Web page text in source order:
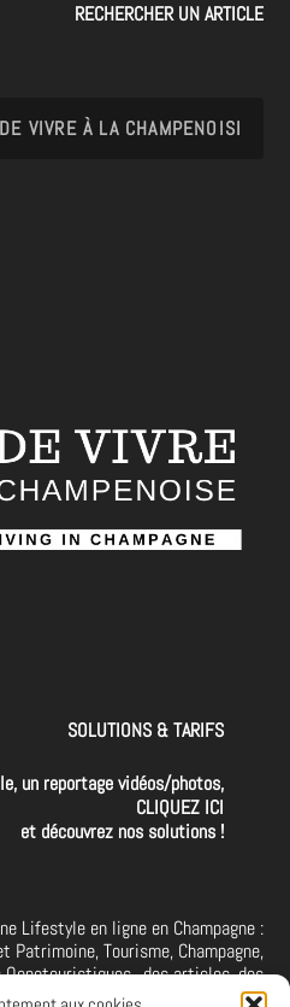
RECHERCHER UN ARTICLE
SOLUTIONS & TARIFS
un reportage vidéos/photos,
CLIQUEZ ICI
et découvrez nos solutions !
Lifestyle en ligne en Champagne :
Patrimoine, Tourisme, Champagne,
des articles, des
de la Champagne. A retrouver et à